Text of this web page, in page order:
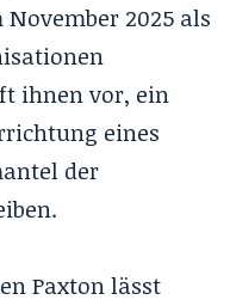
2025 als
ihnen vor, ein
eines
der
Paxton lässt